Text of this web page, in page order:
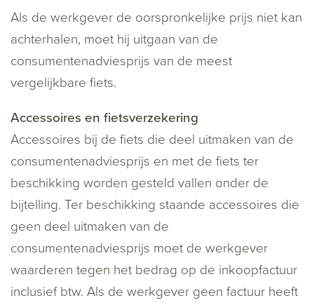
Als de werkgever de oorspronkelijke prijs niet kan
achterhalen, moet hij uitgaan van de
consumentenadviesprijs van de meest
vergelijkbare fiets.
Accessoires en fietsverzekering
Accessoires bij de fiets die deel uitmaken van de
consumentenadviesprijs en met de fiets ter
beschikking worden gesteld vallen onder de
bijtelling. Ter beschikking staande accessoires die
geen deel uitmaken van de
consumentenadviesprijs moet de werkgever
waarderen tegen het bedrag op de inkoopfactuur
inclusief btw. Als de werkgever geen factuur heeft